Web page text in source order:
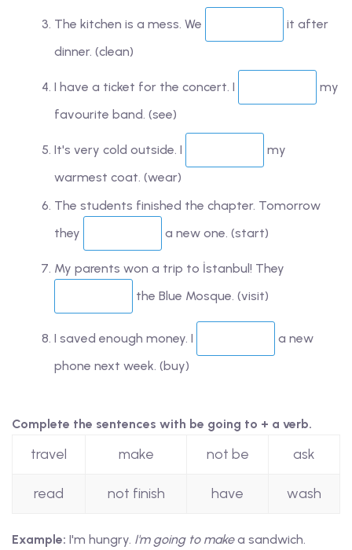
The kitchen is a mess. We
it after
dinner. (clean)
I have a ticket for the concert. I
my
favourite band. (see)
It's very cold outside. I
my
warmest coat. (wear)
The students finished the chapter. Tomorrow
they
a new one. (start)
My parents won a trip to İstanbul! They
the Blue Mosque. (visit)
I saved enough money. I
a new
phone next week. (buy)
Complete the sentences with be going to + a verb.
travel make not be ask
read not finish have wash
Example: I'm hungry. I'm going to makea sandwich.